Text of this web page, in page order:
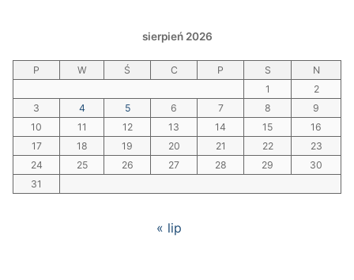
sierpień 2026
P W Ś C P S
N
1
2
3
4 5 6 7 8
9
10
11 12 13 14 15
16
17
18 19 20 21 22
23
24
25 26 27 28 29
30
31
« lip